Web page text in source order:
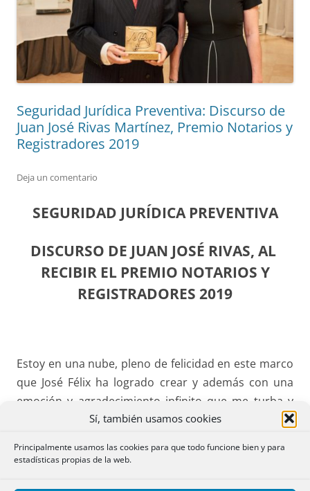
Sí, también usamos cookies
Principalmente usamos las cookies para que todo funcione bien y para
estadísticas propias de la web.
Seguridad Jurídica Preventiva: Discurso de
Juan José Rivas Martínez, Premio Notarios y
Registradores 2019
Deja un comentario
SEGURIDAD JURÍDICA PREVENTIVA
DISCURSO DE JUAN JOSÉ RIVAS, AL
RECIBIR EL PREMIO NOTARIOS Y
REGISTRADORES 2019
Estoy en una nube, pleno de felicidad en este marco
que José Félix ha logrado crear y además con una
emoción y agradecimiento infinito que me turba y
desorienta por la distinción que me ha sido
hacer uso de la palabra, por lo que solicito que se